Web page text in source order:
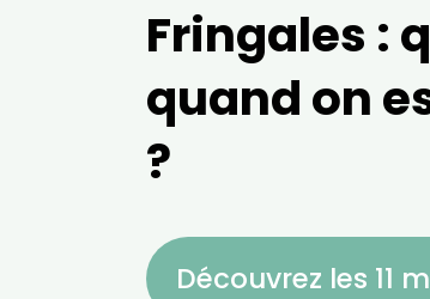
Fringales :
quand on
?
Découvrez les 11